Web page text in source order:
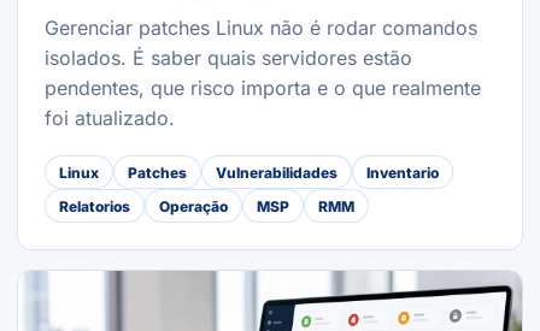
Gerenciar patches Linux não é rodar comandos
isolados. É saber quais servidores estão
pendentes, que risco importa e o que realmente
foi atualizado.
Linux Patches Vulnerabilidades
Inventario
Relatorios
Operação MSP RMM